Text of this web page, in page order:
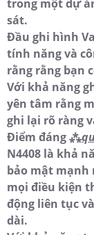
trong một dự
sát.
Đầu ghi hình
tính năng và
rằng rằng bạn
Với khả năng
yên tâm rằng
ghi lại rõ ràng
Điểm đáng ⁂
N4408 là khả
bảo mật mạnh
mọi điều kiện
động liên tục
dài.